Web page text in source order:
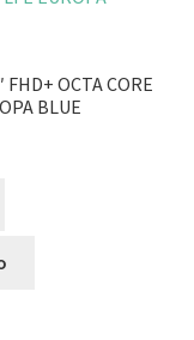
OCTA CORE
BLUE